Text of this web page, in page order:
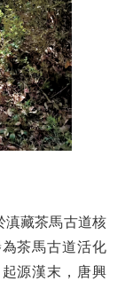
藏茶馬古道核
茶馬古道活化
源漢末，唐興